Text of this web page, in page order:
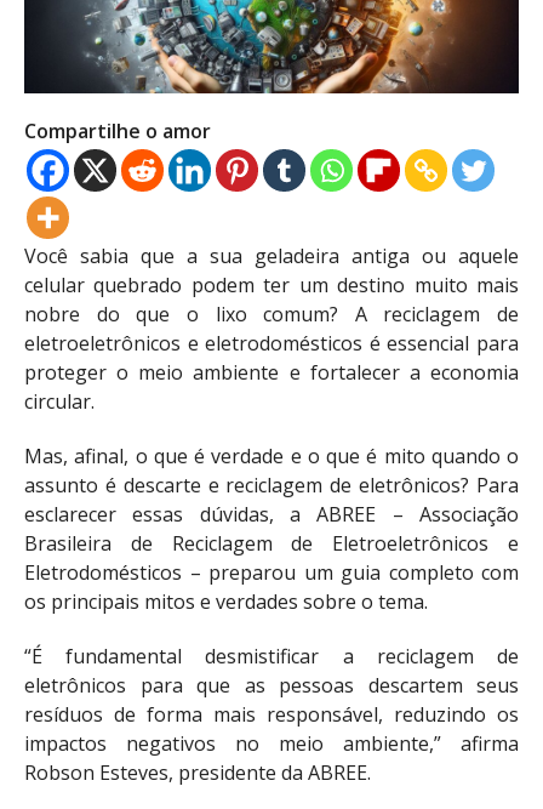
Compartilhe o amor
Você sabia que a sua geladeira antiga ou aquele
celular quebrado podem ter um destino muito mais
nobre do que o lixo comum? A reciclagem de
eletroeletrônicos e eletrodomésticos é essencial para
proteger o meio ambiente e fortalecer a economia
circular.
Mas, afinal, o que é verdade e o que é mito quando o
assunto é descarte e reciclagem de eletrônicos? Para
esclarecer essas dúvidas, a ABREE – Associação
Brasileira de Reciclagem de Eletroeletrônicos e
Eletrodomésticos – preparou um guia completo com
os principais mitos e verdades sobre o tema.
“É fundamental desmistificar a reciclagem de
eletrônicos para que as pessoas descartem seus
resíduos de forma mais responsável, reduzindo os
impactos negativos no meio ambiente,” afirma
Robson Esteves, presidente da ABREE.